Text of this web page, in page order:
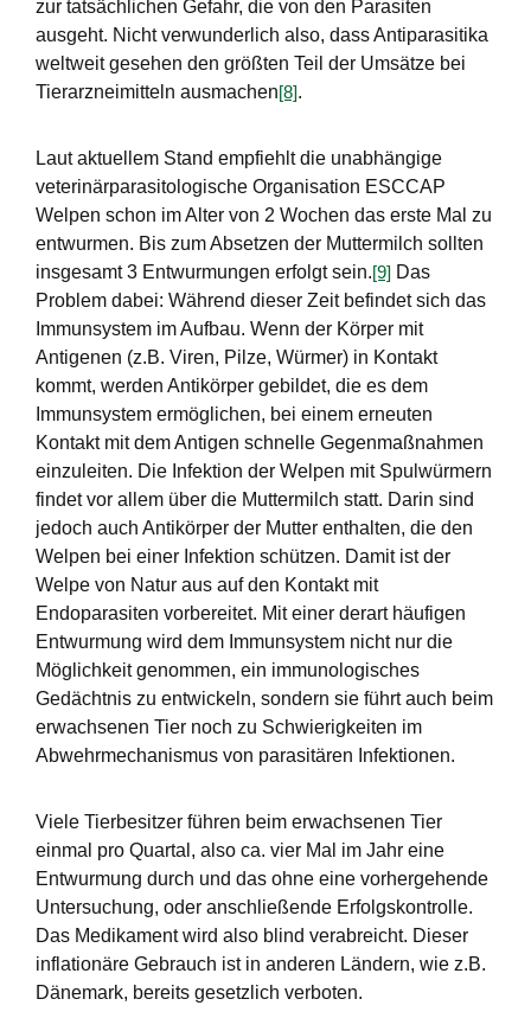
zur tatsächlichen Gefahr, die von den Parasiten
ausgeht. Nicht verwunderlich also, dass Antiparasitika
weltweit gesehen den größten Teil der Umsätze bei
Tierarzneimitteln ausmachen[8].
Laut aktuellem Stand empfiehlt die unabhängige
veterinärparasitologische Organisation ESCCAP
Welpen schon im Alter von 2 Wochen das erste Mal zu
entwurmen. Bis zum Absetzen der Muttermilch sollten
insgesamt 3 Entwurmungen erfolgt sein.[9] Das
Problem dabei: Während dieser Zeit befindet sich das
Immunsystem im Aufbau. Wenn der Körper mit
Antigenen (z.B. Viren, Pilze, Würmer) in Kontakt
kommt, werden Antikörper gebildet, die es dem
Immunsystem ermöglichen, bei einem erneuten
Kontakt mit dem Antigen schnelle Gegenmaßnahmen
einzuleiten. Die Infektion der Welpen mit Spulwürmern
findet vor allem über die Muttermilch statt. Darin sind
jedoch auch Antikörper der Mutter enthalten, die den
Welpen bei einer Infektion schützen. Damit ist der
Welpe von Natur aus auf den Kontakt mit
Endoparasiten vorbereitet. Mit einer derart häufigen
Entwurmung wird dem Immunsystem nicht nur die
Möglichkeit genommen, ein immunologisches
Gedächtnis zu entwickeln, sondern sie führt auch beim
erwachsenen Tier noch zu Schwierigkeiten im
Abwehrmechanismus von parasitären Infektionen.
Viele Tierbesitzer führen beim erwachsenen Tier
einmal pro Quartal, also ca. vier Mal im Jahr eine
Entwurmung durch und das ohne eine vorhergehende
Untersuchung, oder anschließende Erfolgskontrolle.
Das Medikament wird also blind verabreicht. Dieser
inflationäre Gebrauch ist in anderen Ländern, wie z.B.
Dänemark, bereits gesetzlich verboten.